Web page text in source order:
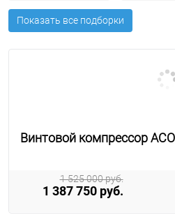
Показать все подборки
Винтовой компрессор
1 387 750 руб.
1 525 000 руб.